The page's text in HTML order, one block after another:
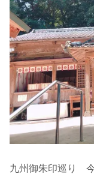
九州御朱印巡り